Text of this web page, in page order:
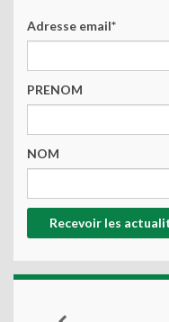
Adresse email*
PRENOM
NOM